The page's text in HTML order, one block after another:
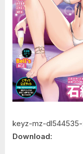
keyz-mz-
Download: